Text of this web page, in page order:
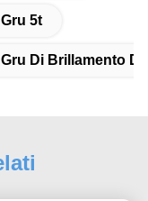
5t
Di Brillamento Di